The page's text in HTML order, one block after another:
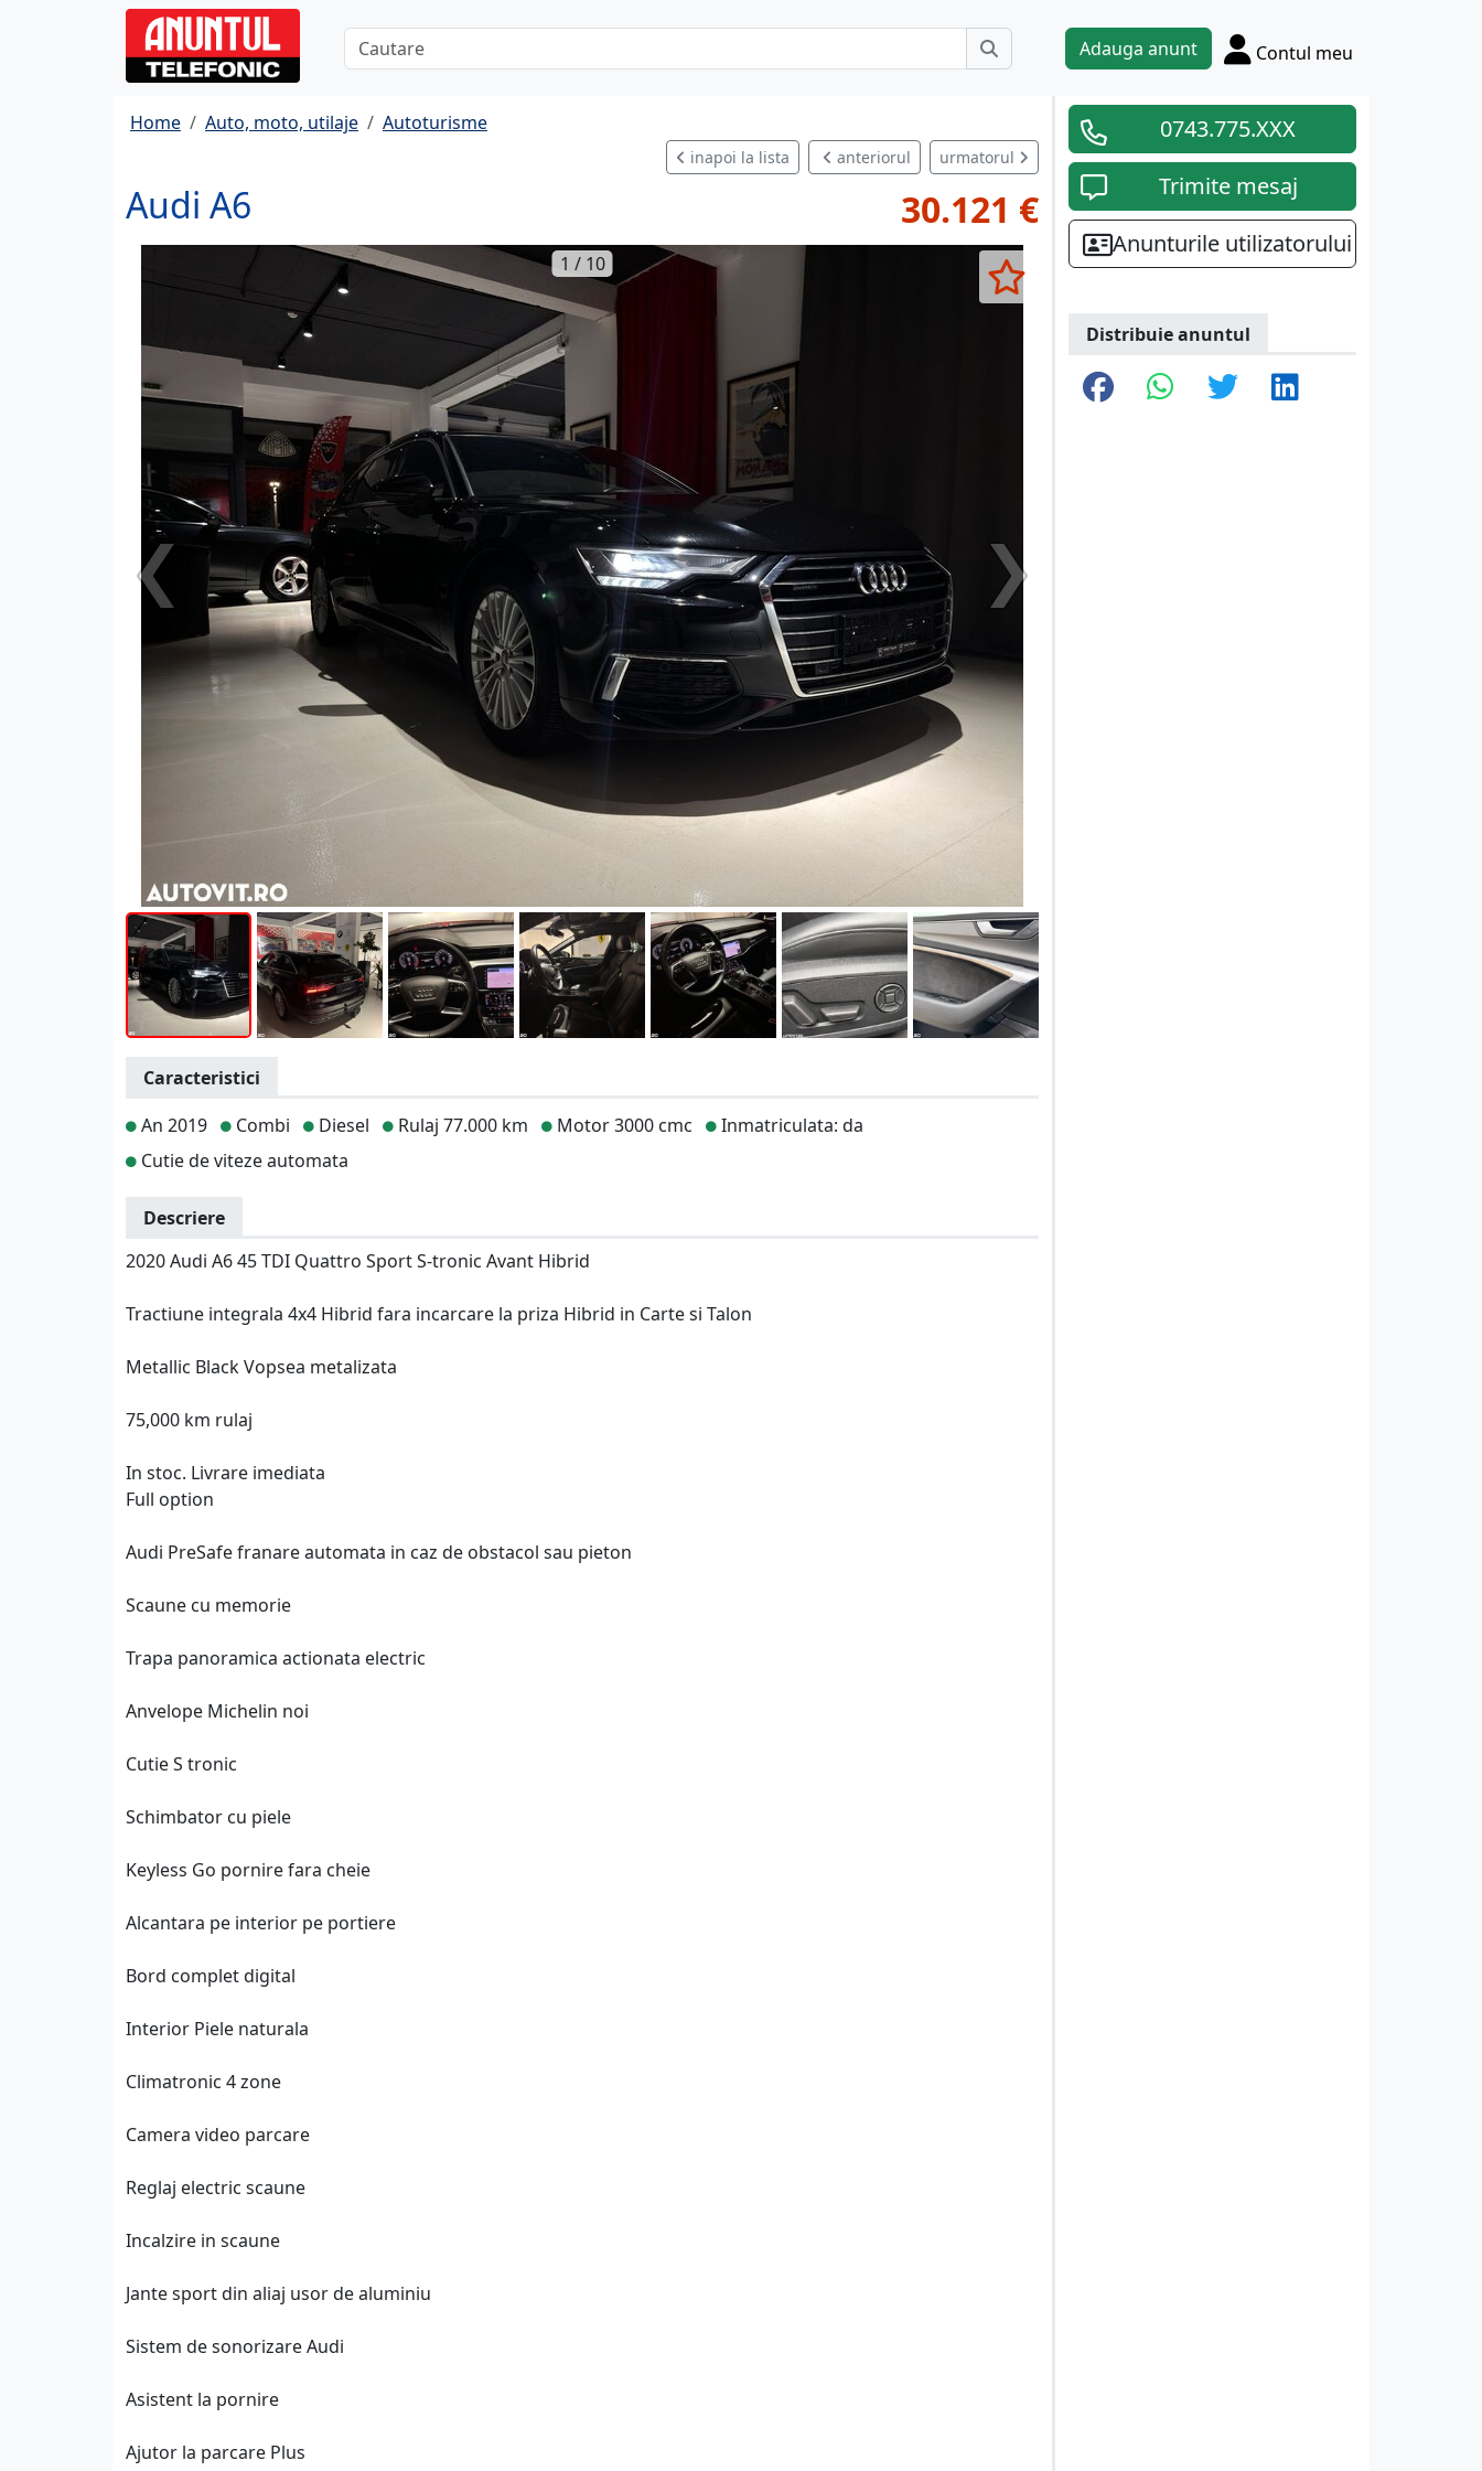
Adauga anunt Contul meu
Home Auto, moto, utilaje Autoturisme
inapoi la lista anteriorul urmatorul
Audi A6 30.121 €
1 / 10
Caracteristici
An 2019
Combi Diesel Rulaj 77.000 km Motor 3000 cmc
Inmatriculata: da
Cutie de viteze automata
Descriere
2020 Audi A6 45 TDI Quattro Sport S-tronic Avant Hibrid
Tractiune integrala 4x4 Hibrid fara incarcare la priza Hibrid in Carte si Talon
Metallic Black Vopsea metalizata
75,000 km rulaj
In stoc. Livrare imediata
Full option
Audi PreSafe franare automata in caz de obstacol sau pieton
Scaune cu memorie
Trapa panoramica actionata electric
Anvelope Michelin noi
Cutie S tronic
Schimbator cu piele
Keyless Go pornire fara cheie
Alcantara pe interior pe portiere
Bord complet digital
Interior Piele naturala
Climatronic 4 zone
Camera video parcare
Reglaj electric scaune
Incalzire in scaune
Jante sport din aliaj usor de aluminiu
Sistem de sonorizare Audi
Asistent la pornire
Ajutor la parcare Plus
0743.775.XXX
Trimite mesaj
Anunturile utilizatorului
Distribuie anuntul